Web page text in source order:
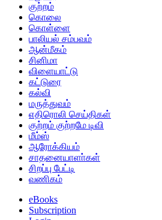
குற்றம்
கொலை
கொள்ளை
பாலியல் சம்பவம்
ஆன்மீகம்
சினிமா
விளையாட்டு
கட்டுரை
கல்வி
மருத்துவம்
எதிரொலி செய்திகள்
குற்றம் குற்றமே டிவி
மீம்ஸ்
ஆரோக்கியம்
சாதனையாளா்கள்
சிறப்பு பேட்டி
வணிகம்
eBooks
Subscription